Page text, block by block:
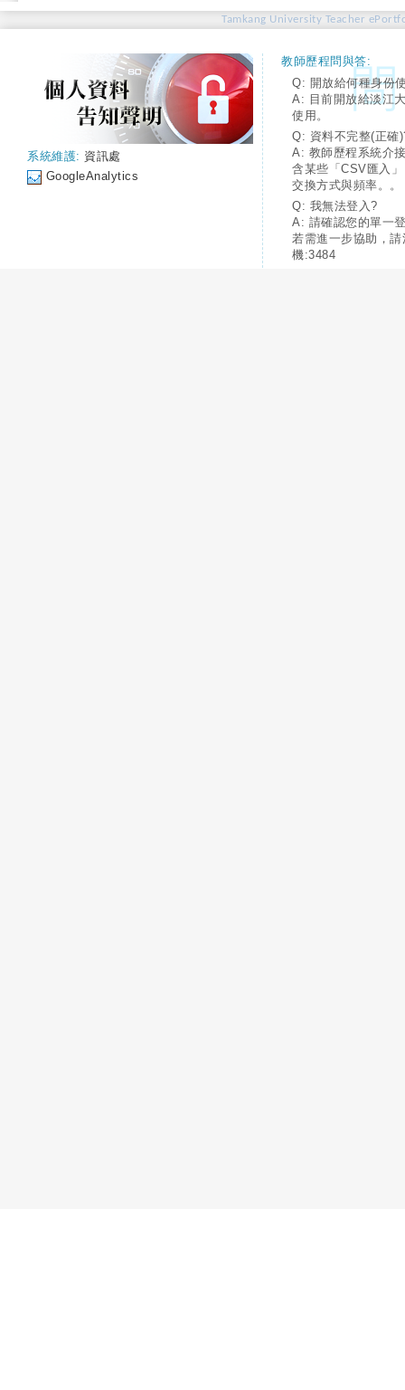
Tamkang University Teacher
系統維護: 資訊處
GoogleAnalytics
教師歷程問與答:
Q: 開放給何種身份
A: 目前開放給淡江
使用。
Q: 資料不完整(正確
A: 教師歷程系統介
含某些「CSV匯入
交換方式與頻率。。
Q: 我無法登入?
A: 請確認您的單一
若需進一步協助，
機:3484